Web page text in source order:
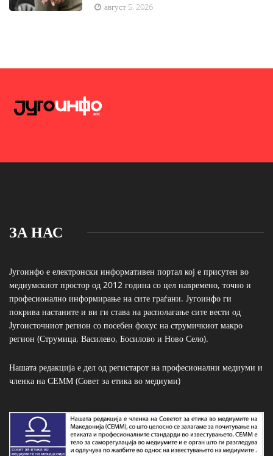
август 5, 2026
ЗА НАС
Југоинфо е електронски информативен портал кој е присутен во
медиумскиот простор од 2012 година со цел навремено, точно и
професионално информирање на сите граѓани. Југоинфо ги
покрива настаните и ви ги става на располагање сите вести од
Југоисточниот регион со посебен фокус на струмичкиот макро
регион (Струмица, Василево, Босилово и Ново Село).
Нашата редакција е дел од регистарот на професионални медиуми и
членка на СЕММ (Совет за етика во медиуми)